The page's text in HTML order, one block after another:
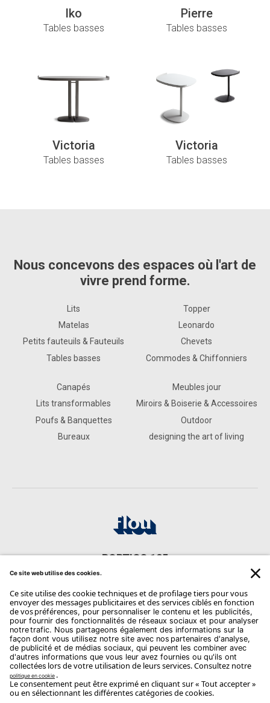
Iko
Tables basses
Pierre
Tables basses
Victoria
Tables basses
Victoria
Tables basses
Nous concevons des espaces où l'art de
vivre prend forme.
Lits
Matelas
Petits fauteuils & Fauteuils
Tables basses
Topper
Leonardo
Chevets
Commodes & Chiffonniers
Canapés
Lits transformables
Poufs & Banquettes
Bureaux
Meubles jour
Miroirs & Boiserie & Accessoires
Outdoor
designing the art of living
PORTICO 185
Via C. Battisti, 185, 24025 Gazzaniga BG, Italia
CONTACTS
Phone: +39 035 711520
Email:info@portico185.com
Copyright Flou 2026